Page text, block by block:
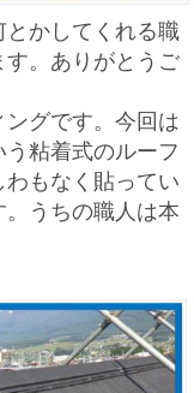
とかしてくれる職
す。ありがとうご
ングです。今回は
粘着式のルーフ
わもなく貼ってい
。うちの職人は本